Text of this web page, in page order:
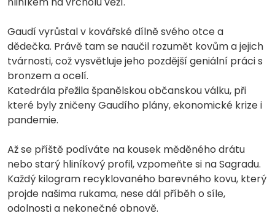
Gaudí vyrůstal v kovářské dílně svého otce a
dědečka. Právě tam se naučil rozumět kovům a jejich
tvárnosti, což vysvětluje jeho pozdější geniální práci s
bronzem a ocelí.
Katedrála přežila španělskou občanskou válku, při
které byly zničeny Gaudího plány, ekonomické krize i
pandemie.
Až se příště podíváte na kousek měděného drátu
nebo starý hliníkový profil, vzpomeňte si na Sagradu.
Každý kilogram recyklovaného barevného kovu, který
projde našima rukama, nese dál příběh o síle,
odolnosti a nekonečné obnově.